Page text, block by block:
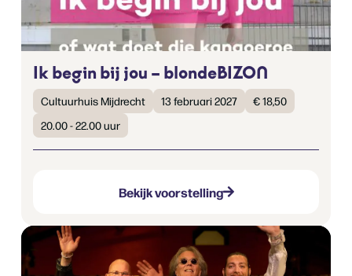
Ik begin bij jou – blondeBIZON
Cultuurhuis Mijdrecht 13 februari 2027
€ 18,50
20.00 - 22.00 uur
Bekijk voorstelling